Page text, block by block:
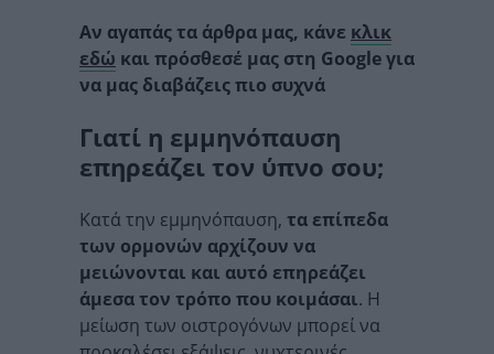
Αν αγαπάς τα άρθρα μας, κάνε κλικ
εδώ και πρόσθεσέ μας στη Google για
να μας διαβάζεις πιο συχνά
Γιατί η εμμηνόπαυση
επηρεάζει τον ύπνο σου;
Κατά την εμμηνόπαυση, τα επίπεδα
των ορμονών αρχίζουν να
μειώνονται και αυτό επηρεάζει
άμεσα τον τρόπο που κοιμάσαι. Η
μείωση των οιστρογόνων μπορεί να